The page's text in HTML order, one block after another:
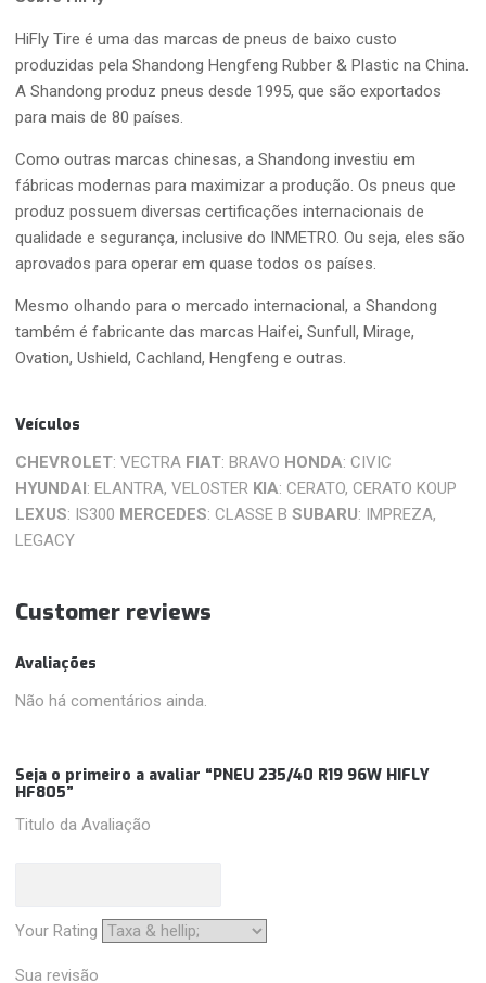
HiFly Tire é uma das marcas de pneus de baixo custo
produzidas pela Shandong Hengfeng Rubber & Plastic na China.
A Shandong produz pneus desde 1995, que são exportados
para mais de 80 países.
Como outras marcas chinesas, a Shandong investiu em
fábricas modernas para maximizar a produção. Os pneus que
produz possuem diversas certificações internacionais de
qualidade e segurança, inclusive do INMETRO. Ou seja, eles são
aprovados para operar em quase todos os países.
Mesmo olhando para o mercado internacional, a Shandong
também é fabricante das marcas Haifei, Sunfull, Mirage,
Ovation, Ushield, Cachland, Hengfeng e outras.
Veículos
CHEVROLET: VECTRA FIAT: BRAVO HONDA: CIVIC
HYUNDAI: ELANTRA, VELOSTER KIA: CERATO, CERATO KOUP
LEXUS: IS300 MERCEDES: CLASSE BSUBARU: IMPREZA,
LEGACY
Customer reviews
Avaliações
Não há comentários ainda.
Seja o primeiro a avaliar “PNEU 235/40 R19 96W HIFLY
HF805”
Titulo da Avaliação
Your Rating
Sua revisão